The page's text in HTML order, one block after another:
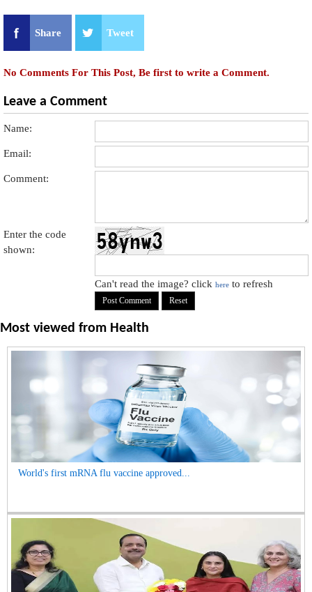
Share Tweet
No Comments For This Post, Be first to write a Comment.
Leave a Comment
Name:
Email:
Comment:
Enter the code
shown:
Can't read the image? clickhere to refresh
Most viewed from Health
World's first mRNA flu vaccine approved...